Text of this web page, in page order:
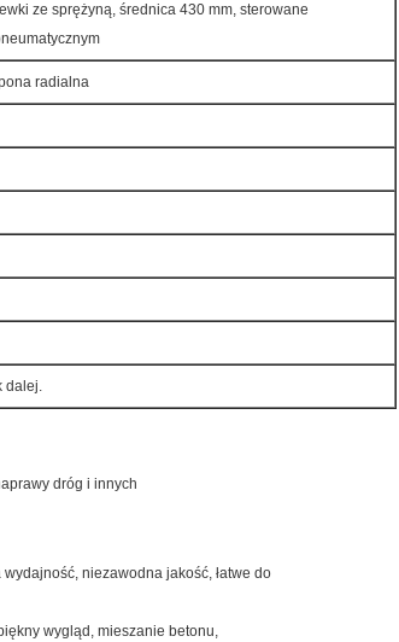
ze sprężyną, średnica 430 mm, sterowane
radialna
dalej.
dróg i innych
niezawodna jakość, łatwe do
wygląd, mieszanie betonu,